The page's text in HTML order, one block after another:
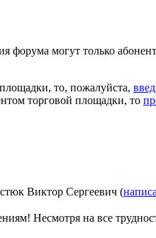
форума могут только
то, пожалуйста,
торговой площадки, то
Виктор Сергеевич (
Несмотря на все